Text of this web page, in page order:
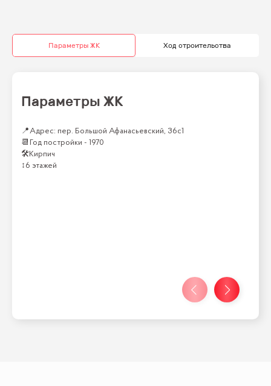
Параметры ЖК Ход строительства
Параметры ЖК
📍Адрес: пер. Большой Афанасьевский, 36с1
📆
Год постройки -
1970
🛠Кирпич
↕ 6 этажей